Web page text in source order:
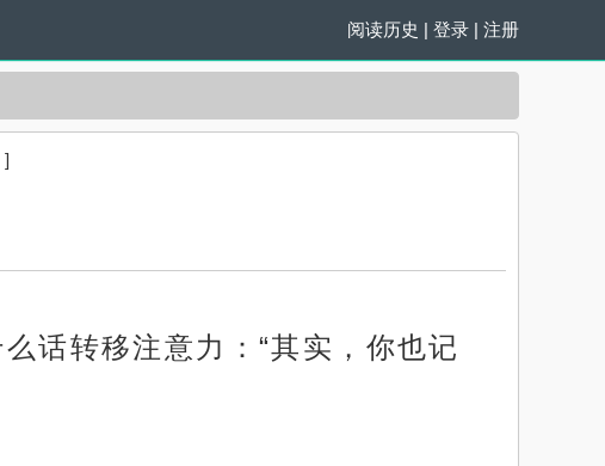
阅读历史 | 登录 | 注册
]
话转移注意力：“其实，你也记